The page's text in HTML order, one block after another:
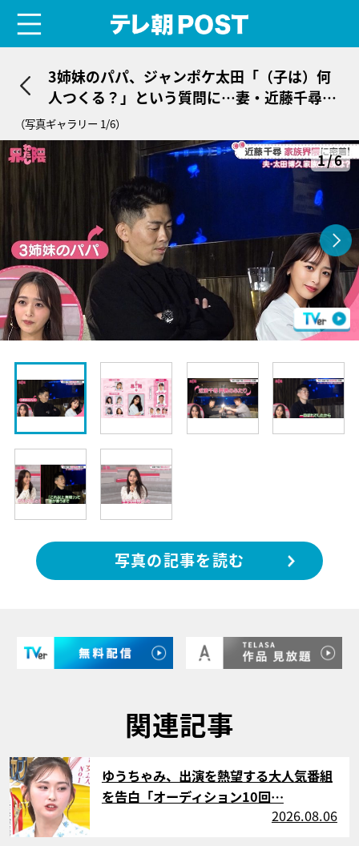
3姉妹のパパ、ジャンポケ太田「（子は）何
人つくる？」という質問に…妻・近藤千尋も
驚く回答！
（写真ギャラリー 1/6）
1/6
写真の記事を読む
関連記事
サムネイル
ゆうちゃみ、出演を熱望する大人気番組
を告白「オーディション10回…
2026.08.06